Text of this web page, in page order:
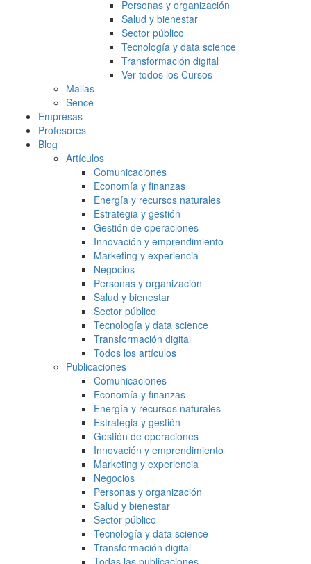
Personas y organización
Salud y bienestar
Sector público
Tecnología y data science
Transformación digital
Ver todos los Cursos
Mallas
Sence
Empresas
Profesores
Blog
Artículos
Comunicaciones
Economía y finanzas
Energía y recursos naturales
Estrategia y gestión
Gestión de operaciones
Innovación y emprendimiento
Marketing y experiencia
Negocios
Personas y organización
Salud y bienestar
Sector público
Tecnología y data science
Transformación digital
Todos los artículos
Publicaciones
Comunicaciones
Economía y finanzas
Energía y recursos naturales
Estrategia y gestión
Gestión de operaciones
Innovación y emprendimiento
Marketing y experiencia
Negocios
Personas y organización
Salud y bienestar
Sector público
Tecnología y data science
Transformación digital